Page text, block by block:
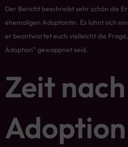
Der Bericht beschreibt sehr schön die
ehemaligen Adoptantin. Es lohnt sich
er beantwortet euch vielleicht die
Adoption” gewappnet seid.
Zeit
Adoption